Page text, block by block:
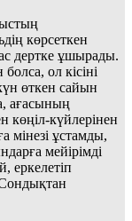
көрсеткен
дертке ұшырады.
ол кісіні
өткен сайын
ағасының
көңіл-күйлерінен
мінезі ұстамды,
мейірімді
еркелетіп